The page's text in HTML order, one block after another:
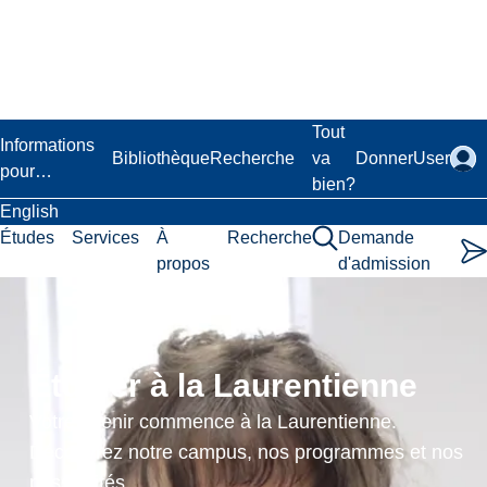
Informations
pour…
BibliothèqueRecherche
Tout
va
bien?
DonnerUser
English
Études
Services
À
propos
Recherche
Demande
d'admission
Étudier à la Laurentienne
Votre avenir commence à la Laurentienne.
Découvrez notre campus, nos programmes et nos
possibilités.
Practicum
Preparation